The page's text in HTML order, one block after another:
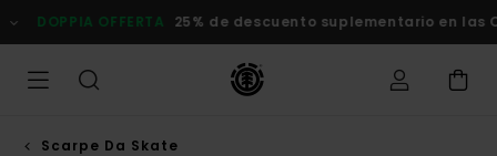
alla
selezione
griglie
DOPPIA OFFERTA 25% de descuento suplementario en las
Scarpe Da Skate